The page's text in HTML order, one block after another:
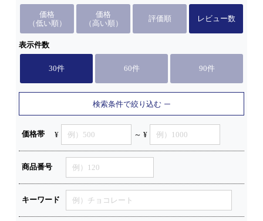
価格
（低い順）
価格
（高い順）
評価順 レビュー数
表示件数
30件 60件 90件
検索条件で絞り込む
価格帯 ¥ ～ ¥
商品番号
キーワード